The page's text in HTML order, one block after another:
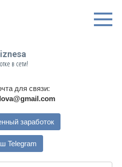
в сети!
для связи:
заработок
Telegram